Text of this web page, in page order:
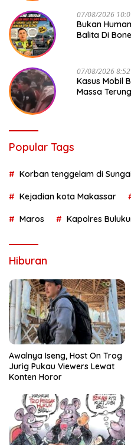
07/08/2026
Bukan
Balita Di
07/08/2026
Kasus Mobil
Massa
Popular Tags
Korban tenggelam di
Kejadian kota Makassar
Maros Kapolres
Hiburan
Awalnya Iseng, Host On Trog
Jurig Pukau Viewers Lewat
Konten Horor